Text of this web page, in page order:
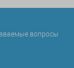
вопросы